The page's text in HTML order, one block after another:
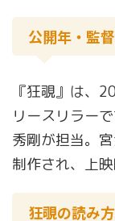
公開年・監
『狂覗』は、
リースリラー
秀剛が担当。
制作され、上
狂覗の読み